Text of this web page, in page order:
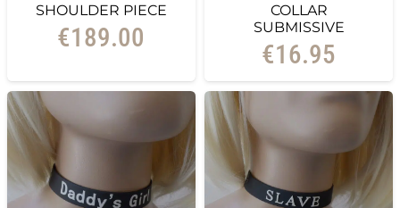
SHOULDER PIECE
€189.00
COLLAR
SUBMISSIVE
€16.95